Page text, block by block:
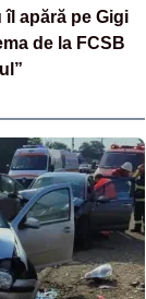
îl apără pe Gigi
de la FCSB